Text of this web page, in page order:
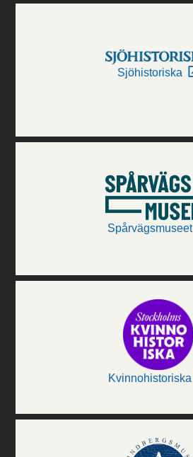
Sjöhistoriska
Spårvägsmuseet
Kvinnohistoriska